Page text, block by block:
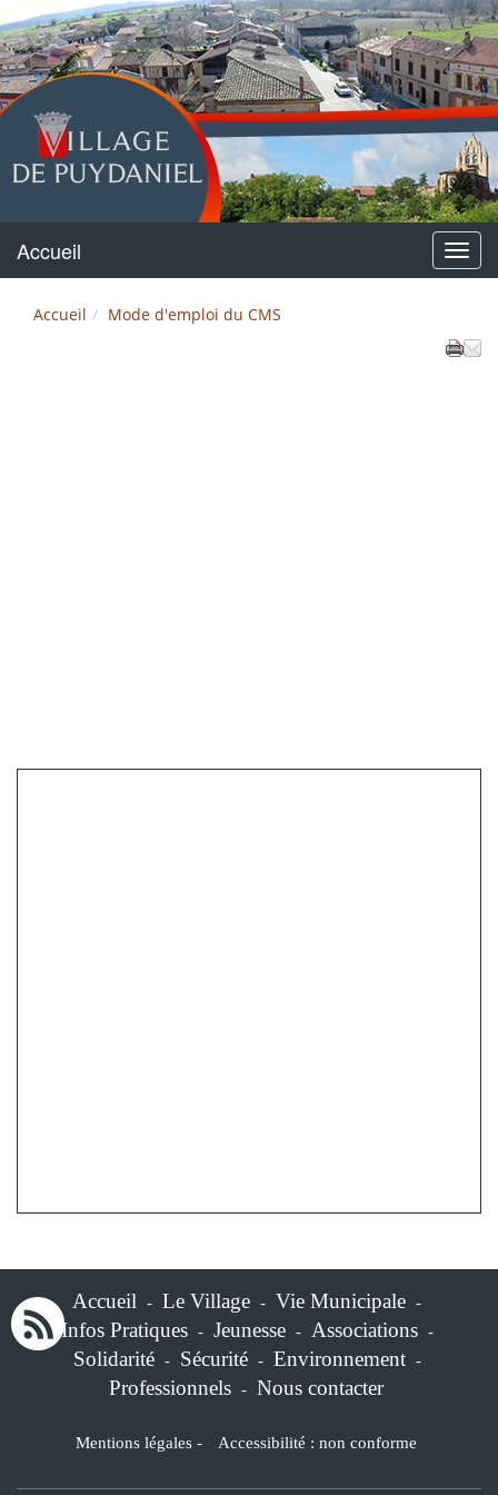
Puydaniel
Menu
Accueil
Accueil Mode d'emploi du CMS
Accueil - Le Village - Vie Municipale -
Infos Pratiques - Jeunesse - Associations -
Solidarité - Sécurité - Environnement -
Professionnels - Nous contacter
Mentions légales - Accessibilité : non conforme